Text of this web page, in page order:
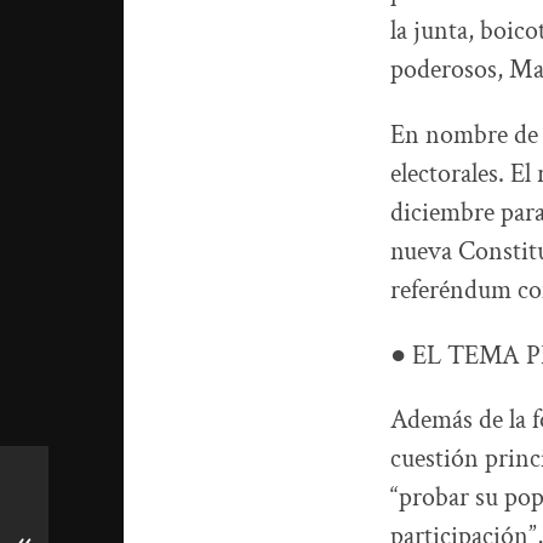
la junta,
poderosos,
En nombre
electorales. El
diciembre
nueva
referéndum
● EL TEMA
Además de
cuestión
“probar su